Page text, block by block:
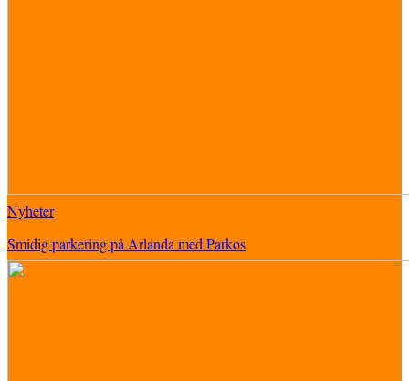
Nyheter
Smidig parkering på Arlanda med Parkos